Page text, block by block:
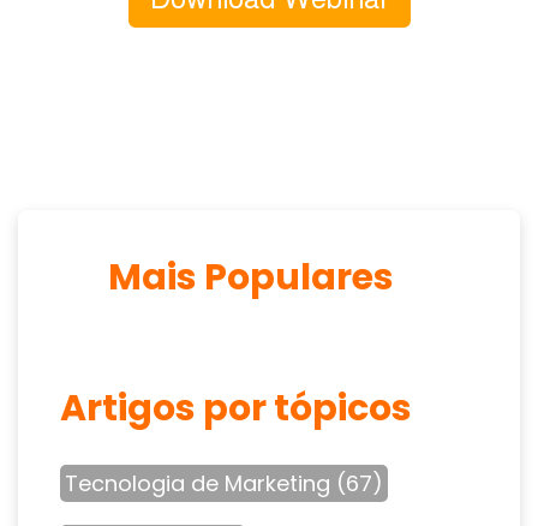
Mais Populares
Artigos por tópicos
Tecnologia de Marketing (67)